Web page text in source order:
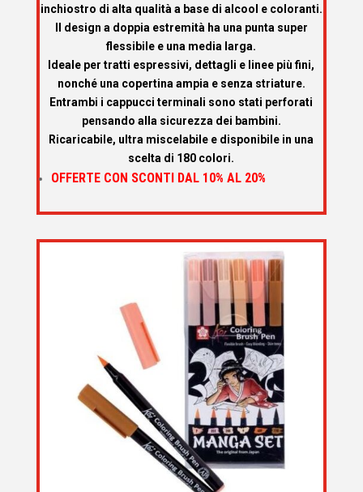
inchiostro di alta qualità a base di alcool e coloranti.
Il design a doppia estremità ha una punta super
flessibile e una media larga.
Ideale per tratti espressivi, dettagli e linee più fini,
nonché una copertina ampia e senza striature.
Entrambi i cappucci terminali sono stati perforati
pensando alla sicurezza dei bambini.
Ricaricabile, ultra miscelabile e disponibile in una
scelta di 180 colori.
OFFERTE CON SCONTI DAL 10% AL 20%